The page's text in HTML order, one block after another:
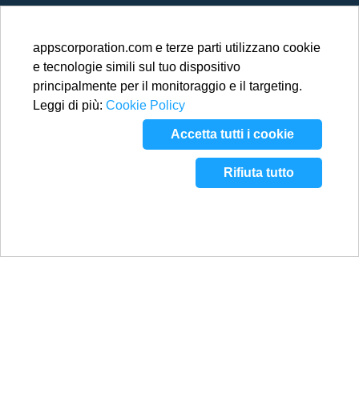
appscorporation.com e terze parti utilizzano cookie
e tecnologie simili sul tuo dispositivo
principalmente per il monitoraggio e il targeting.
Leggi di più: Cookie Policy
Accetta tutti i cookie
Rifiuta tutto